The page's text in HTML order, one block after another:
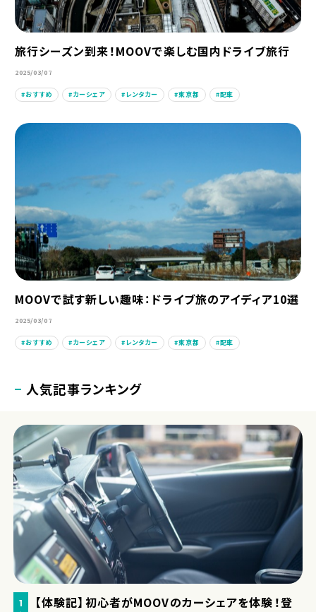
旅行シーズン到来！MOOVで楽しむ国内ドライブ旅行
2025/03/07
おすすめ カーシェア レンタカー 東京都 配車
MOOVで試す新しい趣味：ドライブ旅のアイディア10選
2025/03/07
おすすめ カーシェア レンタカー 東京都 配車
人気記事ランキング
1
【体験記】初心者がMOOVのカーシェアを体験！登